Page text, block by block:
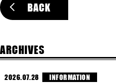
BACK
ARCHIVES
2026.07.28 INFORMATION